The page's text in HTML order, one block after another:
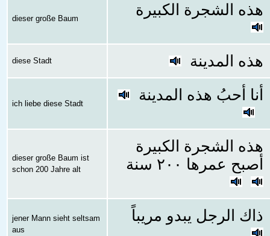
dieser große Baum
هذه الشجرة الكبيرة
diese Stadt هذه المدينة
ich liebe diese Stadt
أنا أحبُ هذه المدينة
dieser große Baum ist
schon 200 Jahre alt
هذه الشجرة الكبيرة
أصبح عمرها ٢٠٠ سنة
jener Mann sieht seltsam
aus
ذاك الرجل يبدو مريباً